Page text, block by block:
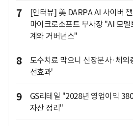
7
[인터뷰] 美 DARPA AI 사이버
마이크로소프트 부사장 "AI 모델
계와 거버넌스"
8
도수치료 막으니 신장분사·체
선효과'
9
GS리테일 "2028년 영업이익
자산 정리"